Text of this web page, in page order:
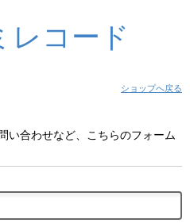
レコード
ショップへ戻る
い合わせなど、こちらのフォーム